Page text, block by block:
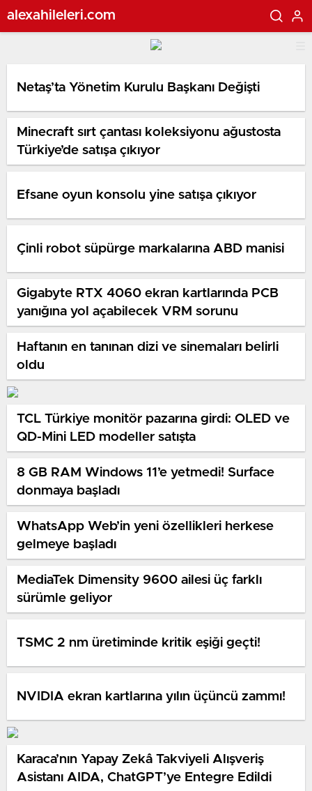
alexahileleri.com
Netaş’ta Yönetim Kurulu Başkanı Değişti
Minecraft sırt çantası koleksiyonu ağustosta
Türkiye’de satışa çıkıyor
Efsane oyun konsolu yine satışa çıkıyor
Çinli robot süpürge markalarına ABD manisi
Gigabyte RTX 4060 ekran kartlarında PCB
yanığına yol açabilecek VRM sorunu
Haftanın en tanınan dizi ve sinemaları belirli
oldu
TCL Türkiye monitör pazarına girdi: OLED ve
QD-Mini LED modeller satışta
8 GB RAM Windows 11’e yetmedi! Surface
donmaya başladı
WhatsApp Web’in yeni özellikleri herkese
gelmeye başladı
MediaTek Dimensity 9600 ailesi üç farklı
sürümle geliyor
TSMC 2 nm üretiminde kritik eşiği geçti!
NVIDIA ekran kartlarına yılın üçüncü zammı!
Karaca’nın Yapay Zekâ Takviyeli Alışveriş
Asistanı AIDA, ChatGPT’ye Entegre Edildi